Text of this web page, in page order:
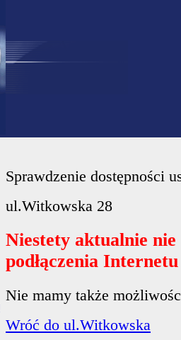
Sprawdzenie dostępności
ul.Witkowska 28
Niestety aktualnie
podłączenia
Nie mamy także
Wróć do ul.Witkowska